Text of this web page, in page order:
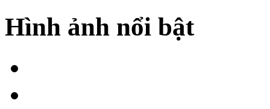
Hình ảnh nổi bật